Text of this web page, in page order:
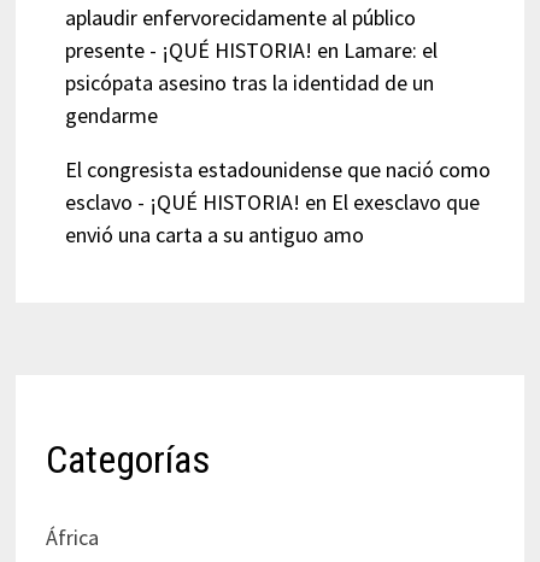
aplaudir enfervorecidamente al público
presente - ¡QUÉ HISTORIA! en Lamare: el
psicópata asesino tras la identidad de un
gendarme
El congresista estadounidense que nació como
esclavo - ¡QUÉ HISTORIA! en El exesclavo que
envió una carta a su antiguo amo
Categorías
África